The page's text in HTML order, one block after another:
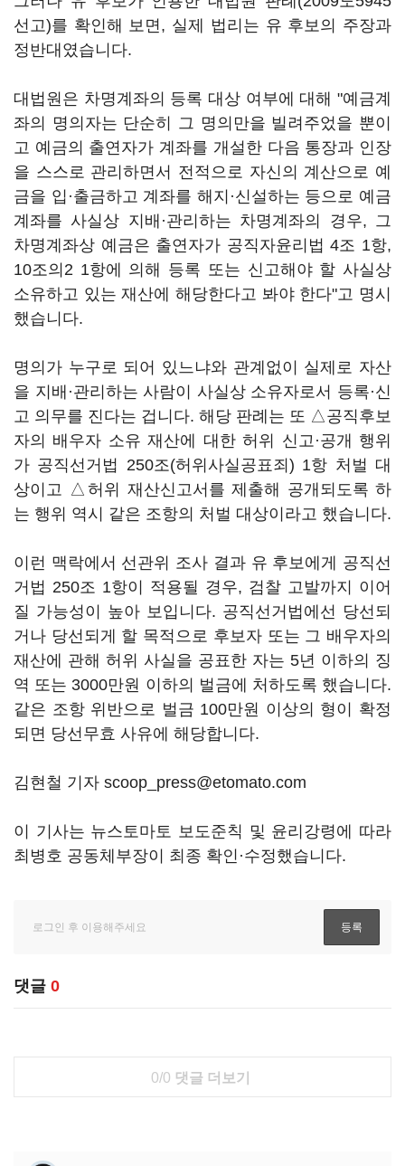
선고)를 확인해 보면, 실제 법리는 유 후보의 주장과
정반대였습니다.
대법원은 차명계좌의 등록 대상 여부에 대해 "예금계
좌의 명의자는 단순히 그 명의만을 빌려주었을 뿐이
고 예금의 출연자가 계좌를 개설한 다음 통장과 인장
을 스스로 관리하면서 전적으로 자신의 계산으로 예
금을 입·출금하고 계좌를 해지·신설하는 등으로 예금
계좌를 사실상 지배·관리하는 차명계좌의 경우, 그
차명계좌상 예금은 출연자가 공직자윤리법 4조 1항,
10조의2 1항에 의해 등록 또는 신고해야 할 사실상
소유하고 있는 재산에 해당한다고 봐야 한다"고 명시
했습니다.
명의가 누구로 되어 있느냐와 관계없이 실제로 자산
을 지배·관리하는 사람이 사실상 소유자로서 등록·신
고 의무를 진다는 겁니다. 해당 판례는 또 △공직후보
자의 배우자 소유 재산에 대한 허위 신고·공개 행위
가 공직선거법 250조(허위사실공표죄) 1항 처벌 대
상이고 △허위 재산신고서를 제출해 공개되도록 하
는 행위 역시 같은 조항의 처벌 대상이라고 했습니다.
이런 맥락에서 선관위 조사 결과 유 후보에게 공직선
거법 250조 1항이 적용될 경우, 검찰 고발까지 이어
질 가능성이 높아 보입니다. 공직선거법에선 당선되
거나 당선되게 할 목적으로 후보자 또는 그 배우자의
재산에 관해 허위 사실을 공표한 자는 5년 이하의 징
역 또는 3000만원 이하의 벌금에 처하도록 했습니다.
같은 조항 위반으로 벌금 100만원 이상의 형이 확정
되면 당선무효 사유에 해당합니다.
김현철 기자 scoop_press@etomato.com
이 기사는 뉴스토마토 보도준칙 및 윤리강령에 따라
최병호 공동체부장이 최종 확인·수정했습니다.
댓글 0
0/0 댓글 더보기